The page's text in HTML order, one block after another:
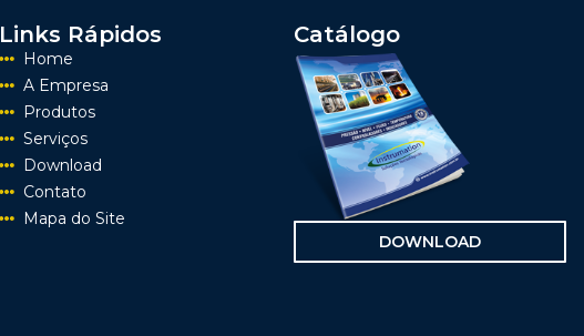
Links Rápidos
Home
A Empresa
Produtos
Serviços
Download
Contato
Mapa do Site
Catálogo
DOWNLOAD